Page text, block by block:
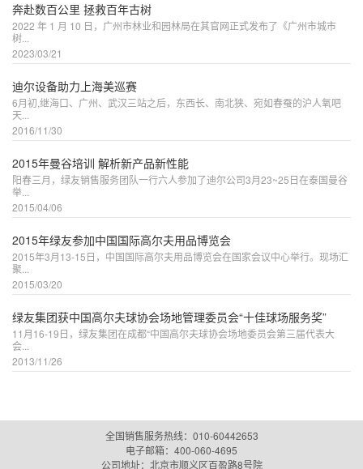
奔赴数百公里 拯救百年古树
2022 年 1 月 10 日，广州市林业和园林局在其官网正式发布了《广州市城市
树...
2023/03/21
迪尔设备助力上海美巡赛
6月初,继海口、广州、武汉三站之后，东西长、南北狭、宛如春蚕的沪人氧吧
天...
2016/11/30
2015年曼谷培训 解析新产品新性能
阳春三月，绿友销售服务团队一行六人参加了迪尔公司3月23~25日在泰国曼谷
举...
2015/04/06
2015年绿友参加中国国际高尔夫用品博览会
2015年3月13-15日，中国国际高尔夫用品博览会在国家会议中心举行。现场汇
聚...
2015/03/20
绿友集团获中国高尔夫球协会场地管理委员会“十佳球场服务奖”
11月16-19日，绿友集团在成都“中国高尔夫球协会场地委员会第三届代表大
会...
2013/11/26
全国销售服务热线：010-60442653
电子邮箱： 400-060-4695
公司地址：北京市顺义区百盈路8号院